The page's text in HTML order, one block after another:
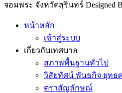
จอมพระ จังหวัดสุรินทร์ Designed
หน้าหลัก
เข้าสู่ระบบ
เกี่ยวกับเทศบาล
สภาพพื้นฐานทั่วไป
วิสัยทัศน์ พันธกิจ ยุทธ
ตราสัญลักษณ์